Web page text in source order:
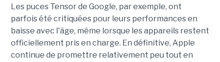
Les puces Tensor de Google, par exemple, ont
parfois été critiquées pour leurs performances en
baisse avec l'âge, même lorsque les appareils restent
officiellement pris en charge. En définitive, Apple
continue de promettre relativement peu tout en